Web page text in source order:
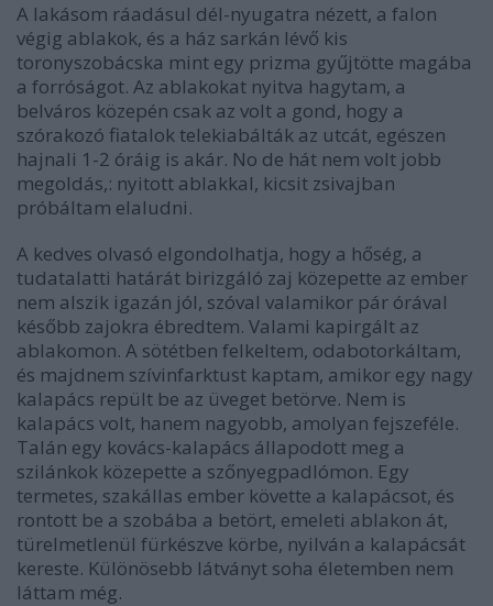
A lakásom ráadásul dél-nyugatra nézett, a falon
végig ablakok, és a ház sarkán lévő kis
toronyszobácska mint egy prizma gyűjtötte magába
a forróságot. Az ablakokat nyitva hagytam, a
belváros közepén csak az volt a gond, hogy a
szórakozó fiatalok telekiabálták az utcát, egészen
hajnali 1-2 óráig is akár. No de hát nem volt jobb
megoldás,: nyitott ablakkal, kicsit zsivajban
próbáltam elaludni.
A kedves olvasó elgondolhatja, hogy a hőség, a
tudatalatti határát birizgáló zaj közepette az ember
nem alszik igazán jól, szóval valamikor pár órával
később zajokra ébredtem. Valami kapirgált az
ablakomon. A sötétben felkeltem, odabotorkáltam,
és majdnem szívinfarktust kaptam, amikor egy nagy
kalapács repült be az üveget betörve. Nem is
kalapács volt, hanem nagyobb, amolyan fejszeféle.
Talán egy kovács-kalapács állapodott meg a
szilánkok közepette a szőnyegpadlómon. Egy
termetes, szakállas ember követte a kalapácsot, és
rontott be a szobába a betört, emeleti ablakon át,
türelmetlenül fürkészve körbe, nyilván a kalapácsát
kereste. Különösebb látványt soha életemben nem
láttam még.